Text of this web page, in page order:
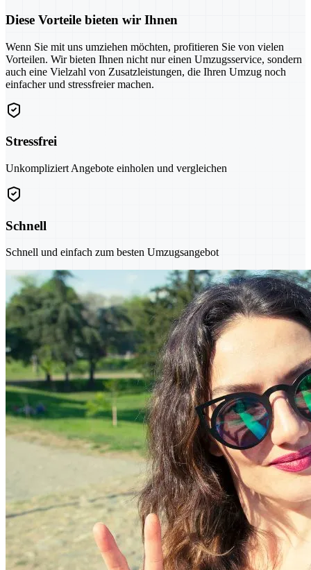
Diese Vorteile bieten wir Ihnen
Wenn Sie mit uns umziehen möchten, profitieren Sie von vielen
Vorteilen. Wir bieten Ihnen nicht nur einen Umzugsservice, sondern
auch eine Vielzahl von Zusatzleistungen, die Ihren Umzug noch
einfacher und stressfreier machen.
Stressfrei
Unkompliziert Angebote einholen und vergleichen
Schnell
Schnell und einfach zum besten Umzugsangebot